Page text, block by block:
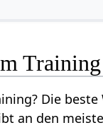
Training
Die
an den